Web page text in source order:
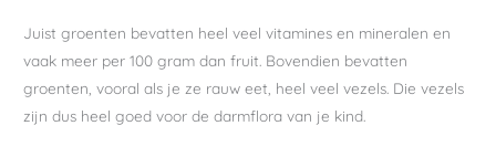
Juist groenten bevatten heel veel vitamines en mineralen en
vaak meer per 100 gram dan fruit. Bovendien bevatten
groenten, vooral als je ze rauw eet, heel veel vezels. Die vezels
zijn dus heel goed voor de darmflora van je kind.